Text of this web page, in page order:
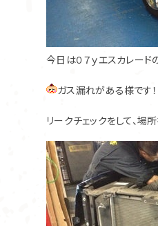
今日は０７ｙエスカレー
ガス漏れがある様です！
リークチェックをして、場